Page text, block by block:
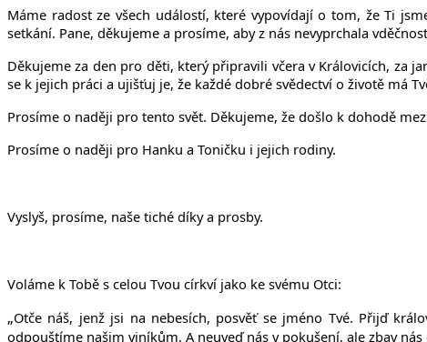
Máme radost ze všech událostí, které vypovídají o tom, že Ti
setkání. Pane, děkujeme a prosíme, aby z nás nevyprchala
Děkujeme za den pro děti, který připravili včera v Královicích, za
se k jejich práci a ujišťuj je, že každé dobré svědectví o životě má
Prosíme o naději pro tento svět. Děkujeme, že došlo k dohodě
Prosíme o naději pro Hanku a Toničku i jejich rodiny.
Vyslyš, prosíme, naše tiché díky a prosby.
Voláme k Tobě s celou Tvou církví jako ke svému Otci:
„Otče náš, jenžjsi na nebesích, posvěťse jméno Tvé. Přijď
odpouštíme našim viníkům. A neuveďnás v pokušení, ale zbav